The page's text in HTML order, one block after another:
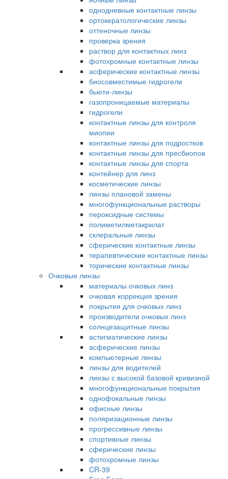
однодневные контактные линзы
ортокератологические линзы
оттеночные линзы
проверка зрения
раствор для контактных линз
фотохромные контактные линзы
асферические контактные линзы
биосовместимые гидрогели
бьюти-линзы
газопроницаемые материалы
гидрогели
контактные линзы для контроля
миопии
контактные линзы для подростков
контактные линзы для пресбиопов
контактные линзы для спорта
контейнер для линз
косметические линзы
линзы плановой замены
многофункциональные растворы
пероксидные системы
полиметилметакрилат
склеральные линзы
сферические контактные линзы
терапевтические контактные линзы
торические контактные линзы
Очковые линзы
материалы очковых линз
очковая коррекция зрения
покрытия для очковых линз
производители очковых линз
солнцезащитные линзы
астигматические линзы
асферические линзы
компьютерные линзы
линзы для водителей
линзы с высокой базовой кривизной
многофункциональные покрытия
однофокальные линзы
офисные линзы
поляризационные линзы
прогрессивные линзы
спортивные линзы
сферические линзы
фотохромные линзы
CR-39